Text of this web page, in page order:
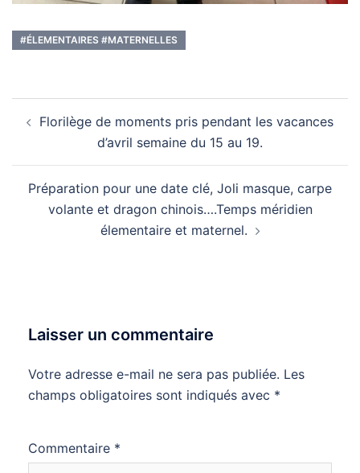
#ÉLEMENTAIRES #MATERNELLES
d’article
Florilège de moments pris pendant les vacances
d’avril semaine du 15 au 19.
Préparation pour une date clé, Joli masque, carpe
volante et dragon chinois….Temps méridien
élementaire et maternel.
Laisser un commentaire
Votre adresse e-mail ne sera pas publiée. Les
champs obligatoires sont indiqués avec *
Commentaire *